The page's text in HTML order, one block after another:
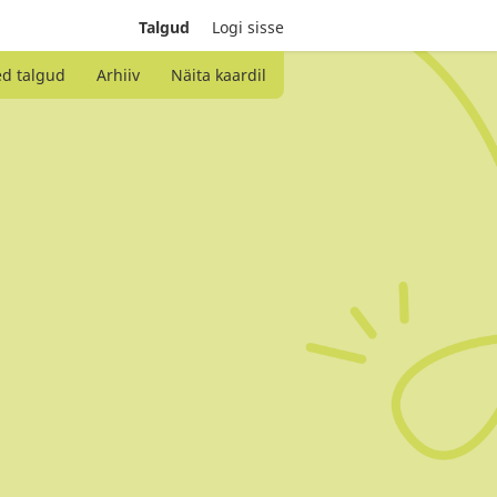
Talgud Logi sisse
talgud Arhiiv Näita kaardil